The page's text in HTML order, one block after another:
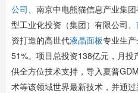
公司 、南京中电熊猫信息产业集
型工业化投资（集团）有限公司、
资打造的高世代液晶面板专业生
51%。 项目总投资138亿元，月投
供全方位技术支持，导入夏普
术等该领域世界最新技术，并通